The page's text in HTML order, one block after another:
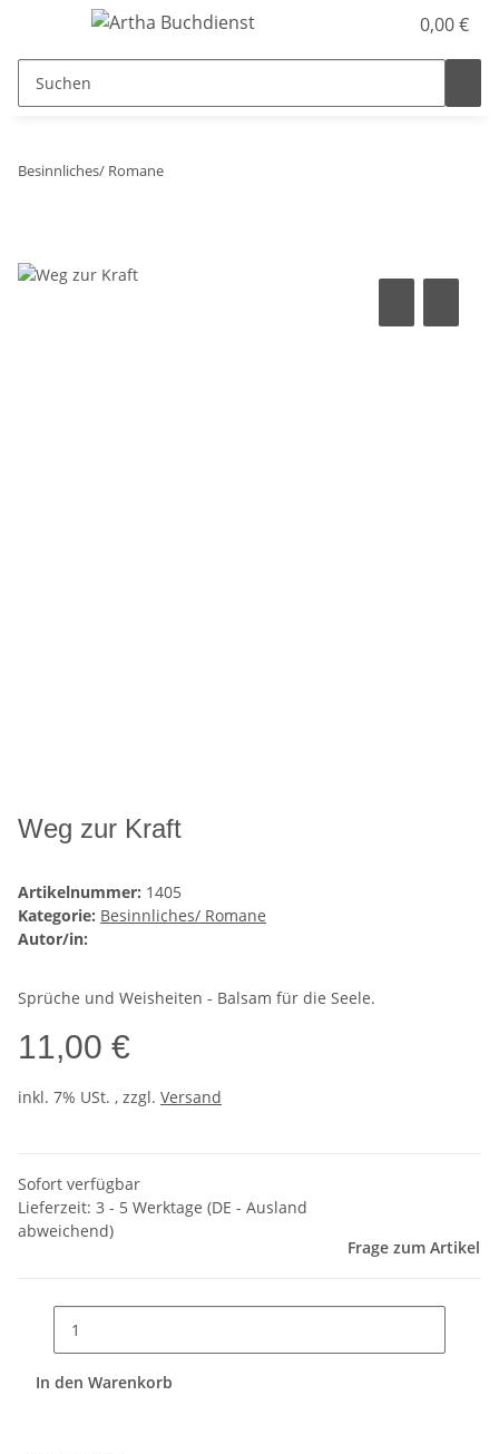
0,00 €
Besinnliches/ Romane
Weg zur Kraft
Artikelnummer: 1405
Kategorie: Besinnliches/ Romane
Autor/in:
Sprüche und Weisheiten - Balsam für die Seele.
11,00 €
inkl. 7% USt. , zzgl. Versand
Sofort verfügbar
Lieferzeit: 3 - 5 Werktage (DE - Ausland
abweichend)
Frage zum Artikel
In den Warenkorb